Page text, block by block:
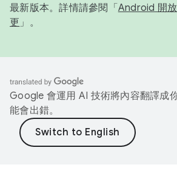
最新版本。詳情請參閱「 Android 開
更 」。
Google 會運用 AI 技術將內容翻譯成
能會出錯。